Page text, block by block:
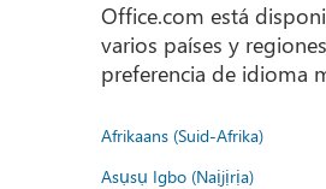
Office.com está
varios países y
preferencia de idioma
Afrikaans (Suid-Afrika)
Asụsụ Igbo (Naịjịrịa)